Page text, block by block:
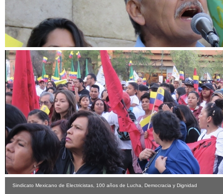
Sindicato Mexicano de Electricistas, 100 años de Lucha, Democracia y Dignidad